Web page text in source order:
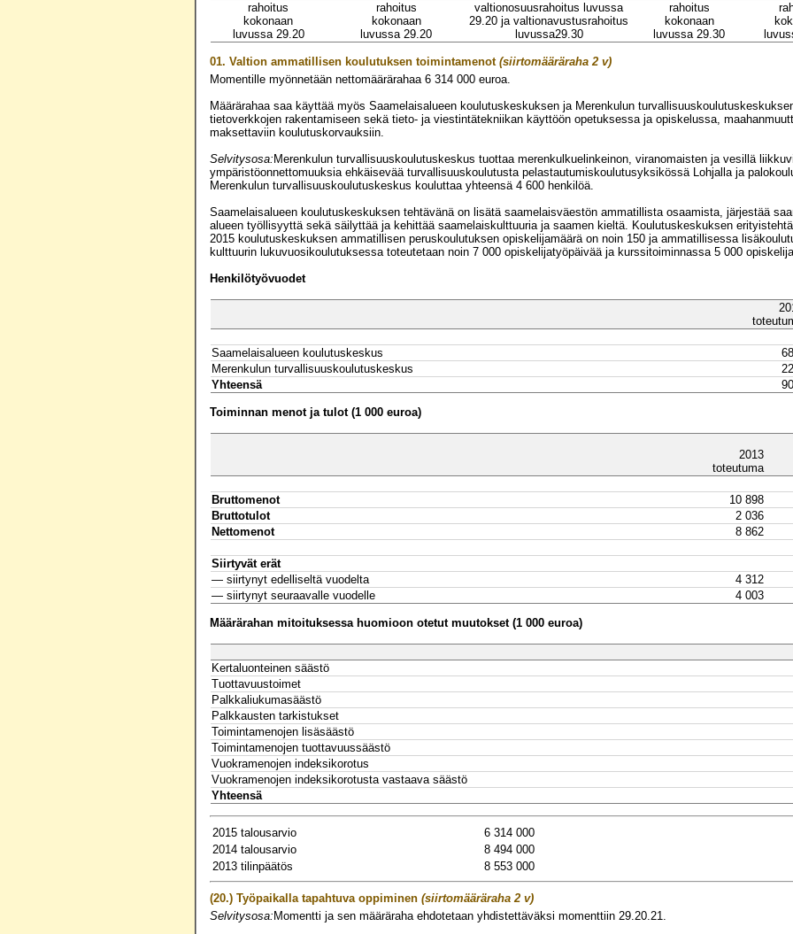
rahoitus
kokonaan
luvussa 29.20
rahoitus
kokonaan
luvussa 29.20
valtionosuusrahoitus luvussa
29.20 ja valtionavustusrahoitus
luvussa29.30
rahoitus
kokonaan
luvussa 29.30
01. Valtion ammatillisen koulutuksen toimintamenot(siirtomääräraha 2 v)
Momentille myönnetään nettomäärärahaa 6 314 000 euroa.
Määrärahaa saa käyttää myös Saamelaisalueen koulutuskeskuksen ja Merenkulun
tietoverkkojen rakentamiseen sekä tieto- ja viestintätekniikan käyttöön opetuksessa ja opiskelussa,
maksettaviin koulutuskorvauksiin.
Selvitysosa: Merenkulun turvallisuuskoulutuskeskus tuottaa merenkulkuelinkeinon, viranomaisten ja vesillä
ympäristöonnettomuuksia ehkäisevää turvallisuuskoulutusta pelastautumiskoulutusyksikössä Lohjalla ja
Merenkulun turvallisuuskoulutuskeskus kouluttaa yhteensä 4 600 henkilöä.
Saamelaisalueen koulutuskeskuksen tehtävänä on lisätä saamelaisväestön ammatillista osaamista, järjestää
alueen työllisyyttä sekä säilyttää ja kehittää saamelaiskulttuuria ja saamen kieltä. Koulutuskeskuksen
2015 koulutuskeskuksen ammatillisen peruskoulutuksen opiskelijamäärä on noin 150 ja ammatillisessa
kulttuurin lukuvuosikoulutuksessa toteutetaan noin 7 000 opiskelijatyöpäivää ja kurssitoiminnassa 5 000
Henkilötyövuodet
Saamelaisalueen koulutuskeskus
Merenkulun turvallisuuskoulutuskeskus
Yhteensä
Toiminnan menot ja tulot (1 000 euroa)
2013
toteutuma
Bruttomenot
10 898
Bruttotulot
2 036
Nettomenot
8 862
Siirtyvät erät
— siirtynyt edelliseltä vuodelta
4 312
— siirtynyt seuraavalle vuodelle
4 003
Määrärahan mitoituksessa huomioon otetut muutokset (1 000 euroa)
Kertaluonteinen säästö
Tuottavuustoimet
Palkkaliukumasäästö
Palkkausten tarkistukset
Toimintamenojen lisäsäästö
Toimintamenojen tuottavuussäästö
Vuokramenojen indeksikorotus
Vuokramenojen indeksikorotusta vastaava säästö
Yhteensä
2015 talousarvio
6 314 000
2014 talousarvio
8 494 000
2013 tilinpäätös
8 553 000
(20.) Työpaikalla tapahtuva oppiminen (siirtomääräraha 2 v)
Selvitysosa: Momentti ja sen määräraha ehdotetaan yhdistettäväksi momenttiin 29.20.21.